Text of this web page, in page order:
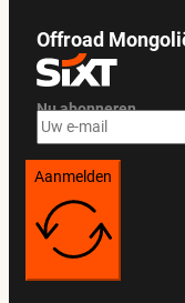
Offroad
Nu abonneren
Ontvang exclusieve
Aanmelden